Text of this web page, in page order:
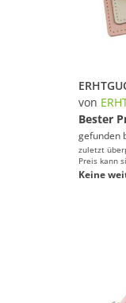
von
Bester
gefunden
zuletzt
Preis kann
Keine